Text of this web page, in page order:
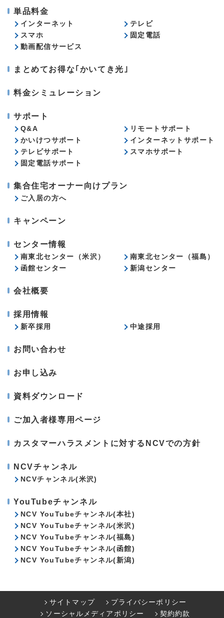
単品料金
インターネット
テレビ
スマホ
固定電話
動画配信サービス
まとめてお得な｢かいてき光｣
料金シミュレーション
サポート
Q&A
リモートサポート
かいけつサポート
インターネットサポート
テレビサポート
スマホサポート
固定電話サポート
集合住宅オーナー向けプラン
ご入居の方へ
キャンペーン
センター情報
南東北センター（米沢）
南東北センター（福島）
函館センター
新潟センター
会社概要
採用情報
新卒採用 中途採用
お問い合わせ
お申し込み
資料ダウンロード
ご加入者様専用ページ
カスタマーハラスメントに対するNCVでの方針
NCVチャンネル
NCVチャンネル(米沢)
YouTubeチャンネル
NCV YouTubeチャンネル(本社)
NCV YouTubeチャンネル(米沢)
NCV YouTubeチャンネル(福島)
NCV YouTubeチャンネル(函館)
NCV YouTubeチャンネル(新潟)
サイトマップ
プライバシーポリシー
ソーシャルメディアポリシー
契約約款